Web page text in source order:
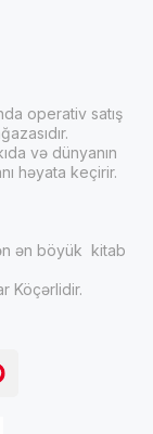
operativ satış
və dünyanın
həyata keçirir.
ən böyük kitab
Köçərlidir.